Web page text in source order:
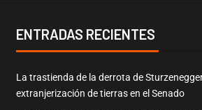
ENTRADAS RECIENTES
La trastienda de la derrota de
extranjerización de tierras en el Senado